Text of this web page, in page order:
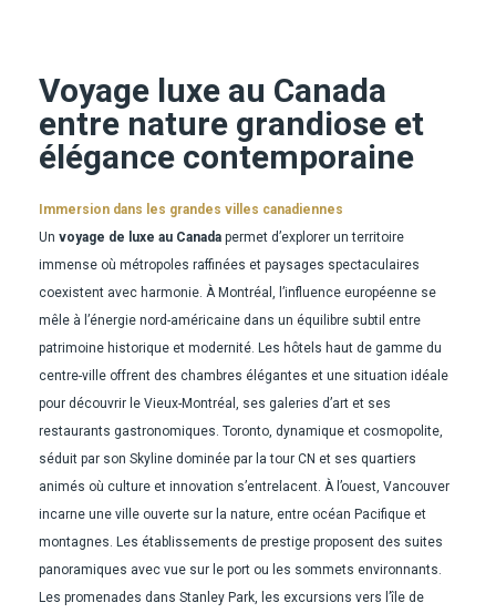
Voyage luxe au Canada
entre nature grandiose et
élégance contemporaine
Immersion dans les grandes villes canadiennes
Un voyage de luxe au Canada permet d’explorer un territoire
immense où métropoles raffinées et paysages spectaculaires
coexistent avec harmonie. À Montréal, l’influence européenne se
mêle à l’énergie nord-américaine dans un équilibre subtil entre
patrimoine historique et modernité. Les hôtels haut de gamme du
centre-ville offrent des chambres élégantes et une situation idéale
pour découvrir le Vieux-Montréal, ses galeries d’art et ses
restaurants gastronomiques. Toronto, dynamique et cosmopolite,
séduit par son Skyline dominée par la tour CN et ses quartiers
animés où culture et innovation s’entrelacent. À l’ouest, Vancouver
incarne une ville ouverte sur la nature, entre océan Pacifique et
montagnes. Les établissements de prestige proposent des suites
panoramiques avec vue sur le port ou les sommets environnants.
Les promenades dans Stanley Park, les excursions vers l’île de